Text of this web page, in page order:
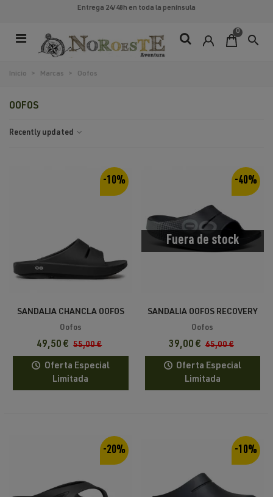
Entrega 24/48h en toda la península
0
search
Inicio > Marcas > Oofos
OOFOS
Recently updated
-10%
SANDALIA CHANCLA OOFOS
OOAHH PALA RECUPERACIÓN
Oofos
49,50 € 55,00 €
Oferta Especial
Limitada
Fuera de stock
-40%
SANDALIA OOFOS RECOVERY
OOAHH SPORT
Oofos
39,00 € 65,00 €
Oferta Especial
Limitada
-20% -10%